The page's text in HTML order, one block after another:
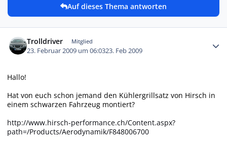
Auf dieses Thema antworten
Trolldriver Mitglied
23. Februar 2009 um 06:0323. Feb 2009
Hallo!
Hat von euch schon jemand den Kühlergrillsatz von Hirsch in
einem schwarzen Fahrzeug montiert?
http://www.hirsch-performance.ch/Content.aspx?
path=/Products/Aerodynamik/F848006700